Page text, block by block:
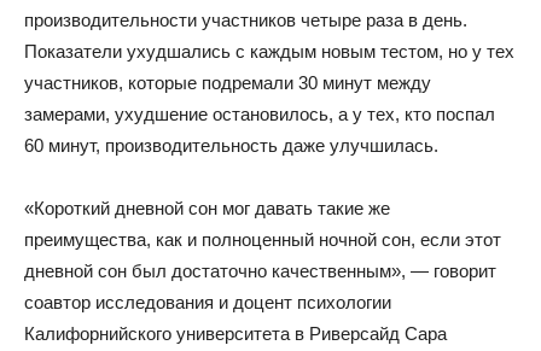
производительности участников четыре раза в день.
Показатели ухудшались с каждым новым тестом, но у тех
участников, которые подремали 30 минут между
замерами, ухудшение остановилось, а у тех, кто поспал
60 минут, производительность даже улучшилась.
«Короткий дневной сон мог давать такие же
преимущества, как и полноценный ночной сон, если этот
дневной сон был достаточно качественным», — говорит
соавтор исследования и доцент психологии
Калифорнийского университета в Риверсайд Сара